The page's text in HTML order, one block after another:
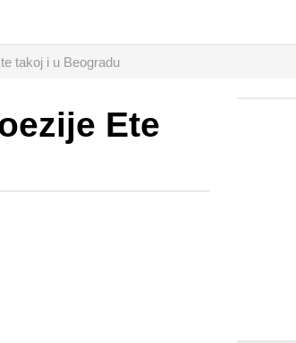
takoj i u Beogradu
Ete